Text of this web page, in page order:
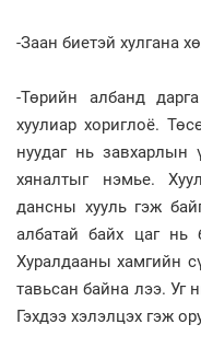
-Заан биетэй хулгана
-Төрийн албанд
хуулиар хориглоё.
нуудаг нь завхарлын
хяналтыг нэмье.
дансны хууль гэж
албатай байх цаг нь
Хуралдааны хамгийн
тавьсан байна лээ. Уг
Гэхдээ хэлэлцэх гэж